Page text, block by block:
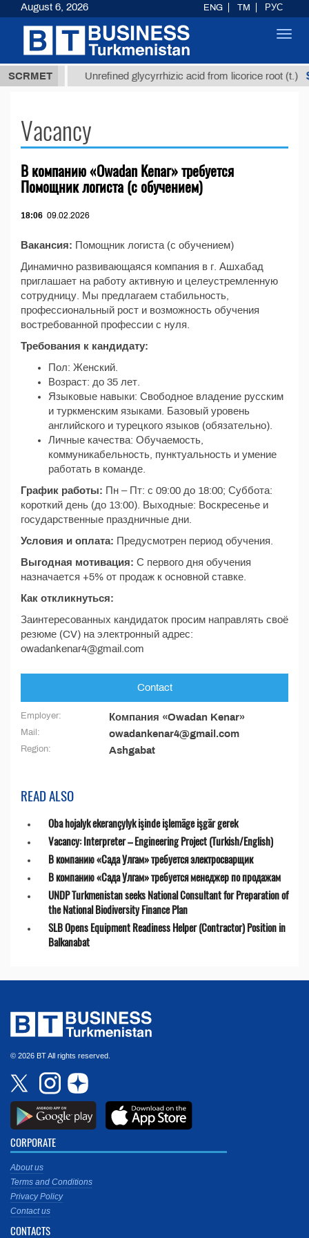
SCRMET
37,8 ТМТ Unrefined glycyrrhizic acid from licorice root (t.)
Vacancy
В компанию «Owadan Kenar» требуется
Помощник логиста (с обучением)
18:06 09.02.2026
Вакансия: Помощник логиста (с обучением)
Динамично развивающаяся компания в г. Ашхабад
приглашает на работу активную и целеустремленную
сотрудницу. Мы предлагаем стабильность,
профессиональный рост и возможность обучения
востребованной профессии с нуля.
Требования к кандидату:
Пол: Женский.
Возраст: до 35 лет.
Языковые навыки: Свободное владение русским
и туркменским языками. Базовый уровень
английского и турецкого языков (обязательно).
Личные качества: Обучаемость,
коммуникабельность, пунктуальность и умение
работать в команде.
График работы: Пн – Пт: с 09:00 до 18:00; Суббота:
короткий день (до 13:00). Выходные: Воскресенье и
государственные праздничные дни.
Условия и оплата: Предусмотрен период обучения.
Выгодная мотивация: С первого дня обучения
назначается +5% от продаж к основной ставке.
Как откликнуться:
Заинтересованных кандидаток просим направлять своё
резюме (CV) на электронный адрес:
owadankenar4@gmail.com
Contact
Employer: Компания «Owadan Kenar»
Mail: owadankenar4@gmail.com
Region: Ashgabat
READ ALSO
Oba hojalyk ekerançylyk işinde işlemäge işgär gerek
Vacancy: Interpreter – Engineering Project (Turkish/English)
В компанию «Сада Улгам» требуется электросварщик
В компанию «Сада Улгам» требуется менеджер по продажам
UNDP Turkmenistan seeks National Consultant for Preparation of
the National Biodiversity Finance Plan
SLB Opens Equipment Readiness Helper (Contractor) Position in
Balkanabat
© 2026 BT All rights reserved.
CORPORATE
About us
Terms and Conditions
Privacy Policy
Contact us
CONTACTS
August 6, 2026 ENG TM РУС